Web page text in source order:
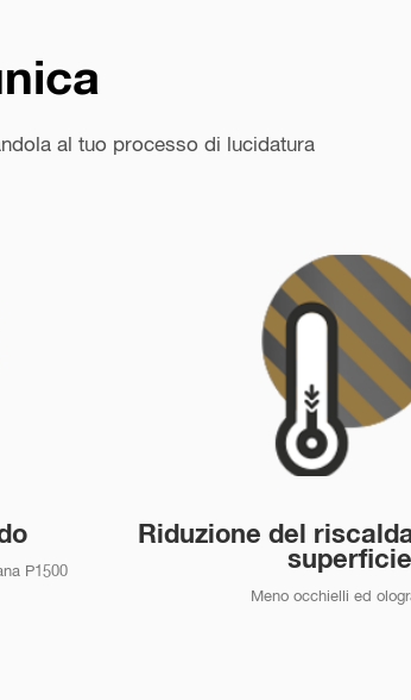
al tuo processo di lucidatura
P1500
Riduzione del
superficie
Meno occhielli ed